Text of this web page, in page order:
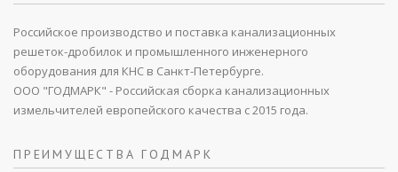
Российское производство и поставка канализационных
решеток-дробилок и промышленного инженерного
оборудования для КНС в Санкт-Петербурге.
ООО "ГОДМАРК" - Российская сборка канализационных
измельчителей европейского качества с 2015 года.
ПРЕИМУЩЕСТВА ГОДМАРК